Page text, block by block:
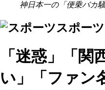
神日本一の「便乗バカ
スポーツ
「迷惑」「
い」「ファン